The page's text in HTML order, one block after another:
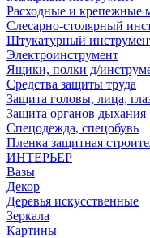
Расходные и крепежные
Слесарно-столярный
Штукатурный
Электроинструмент
Ящики, полки д/
Средства защиты труда
Защита головы, лица,
Защита органов дыхания
Спецодежда, спецобувь
Пленка защитная
ИНТЕРЬЕР
Вазы
Декор
Деревья искусственные
Зеркала
Картины